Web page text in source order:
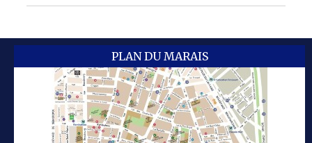
PLAN DU MARAIS